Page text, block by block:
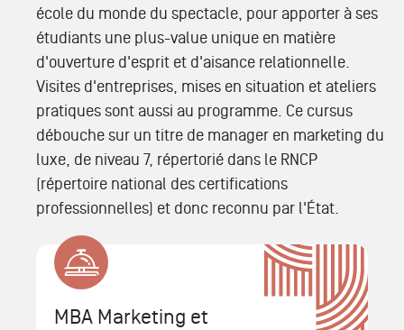
école du monde du spectacle, pour apporter à ses
étudiants une plus-value unique en matière
d'ouverture d'esprit et d'aisance relationnelle.
Visites d'entreprises, mises en situation et ateliers
pratiques sont aussi au programme. Ce cursus
débouche sur un titre de manager en marketing du
luxe, de niveau 7, répertorié dans le RNCP
(répertoire national des certifications
professionnelles) et donc reconnu par l'État.
MBA Marketing et